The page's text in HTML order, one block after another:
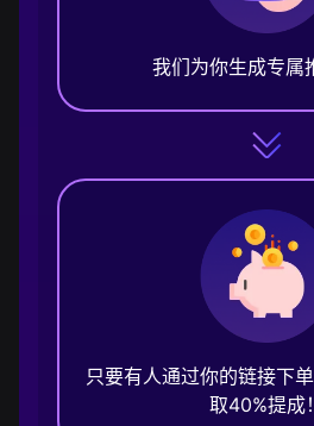
我们为你生成专属
只要有人通过你的链接下
取40%提成！